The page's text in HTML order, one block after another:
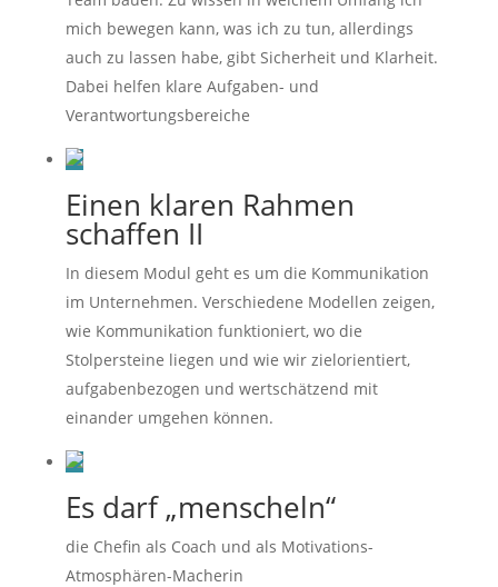
mich bewegen kann, was ich zu tun, allerdings
auch zu lassen habe, gibt Sicherheit und Klarheit.
Dabei helfen klare Aufgaben- und
Verantwortungsbereiche
Einen klaren Rahmen
schaffen II
In diesem Modul geht es um die Kommunikation
im Unternehmen. Verschiedene Modellen zeigen,
wie Kommunikation funktioniert, wo die
Stolpersteine liegen und wie wir zielorientiert,
aufgabenbezogen und wertschätzend mit
einander umgehen können.
Es darf „menscheln“
die Chefin als Coach und als Motivations-
Atmosphären-Macherin